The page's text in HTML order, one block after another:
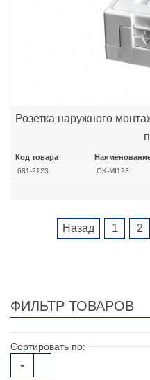
Розетка наружного
Код товара
681-2123 OK-MI123
Назад 1 2
ФИЛЬТР ТОВАРОВ
Сортировать по: